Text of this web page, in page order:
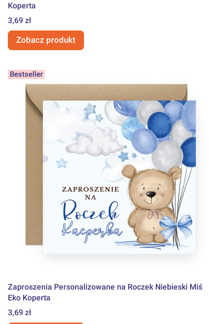
Koperta
Cena
3,69 zł
Zobacz produkt
Bestseller
Zaproszenia Personalizowane na Roczek Niebieski Miś
Eko Koperta
Cena
3,69 zł